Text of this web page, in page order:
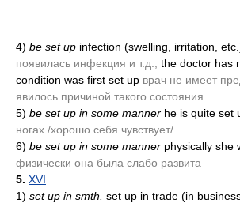
4) be set up infection (swelling, irritation,
появилась инфекция и т.д.; the doctor has
condition was first set up врач не имеет
явилось причиной такого состояния
5) be set up in some manner he is quite set
ногах /хорошо себя чувствует/
6) be set up in some manner physically she
физически она была слабо развита
5. XVI
1) set up in smth. set up in trade (in